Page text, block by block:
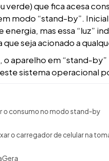
verde) que fica acesa
modo “stand-by”.
energia, mas essa “luz”
seja acionado a
o aparelho em “stand-
sistema operacional
o consumo no modo stand-by
o carregador de celular na